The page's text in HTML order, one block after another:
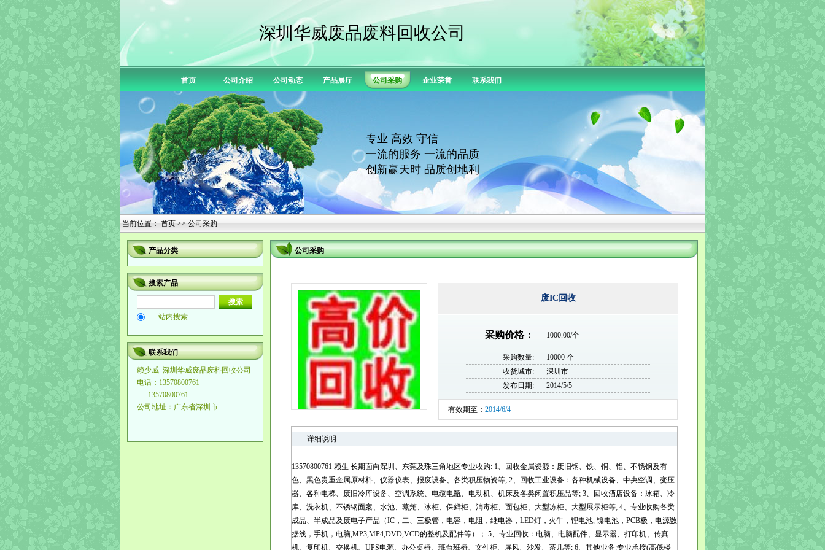
深圳华威废品废料回收公司
首页 公司介绍 公司动态 产品展厅 公司采购 企业荣誉 联系我们
专业 高效 守信
一流的服务 一流的品质
创新赢天时 品质创地利
当前位置： 首页 >> 公司采购
产品分类
搜索产品
站内搜索
联系我们
赖少威 深圳华威废品废料回收公司
电话：13570800761
13570800761
公司地址：广东省深圳市
公司采购
废IC回收
采购价格： 1000.00/个
采购数量:
10000 个
收货城市:
深圳市
发布日期:
2014/5/5
有效期至： 2014/6/4
详细说明
13570800761 赖生 长期面向深圳、东莞及珠三角地区专业收购: 1、回收金属资源：废旧钢、铁、铜、铝、不锈钢及有
色、黑色贵重金属原材料、仪器仪表、报废设备、各类积压物资等; 2、回收工业设备：各种机械设备、中央空调、变压
器、各种电梯、废旧冷库设备、空调系统、电缆电瓶、电动机、机床及各类闲置积压品等; 3、回收酒店设备：冰箱、冷
库、洗衣机、不锈钢面案、水池、蒸笼、冰柜、保鲜柜、消毒柜、面包柜、大型冻柜、大型展示柜等; 4、专业收购各类
成品、半成品及废电子产品（IC，二、三极管，电容，电阻，继电器，LED灯，火牛，锂电池, 镍电池，PCB极，电源数
据线，手机，电脑,MP3,MP4,DVD,VCD的整机及配件等）； 5、专业回收：电脑、电脑配件、显示器、打印机、传真
机、复印机、交换机、UPS电源、办公桌椅、班台班椅、文件柜、屏风、沙发、茶几等; 6、其他业务:专业承接(高低楼